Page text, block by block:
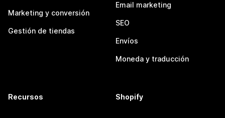
Marketing y conversión
Gestión de tiendas
Email marketing
SEO
Envíos
Moneda y traducción
Recursos Shopify